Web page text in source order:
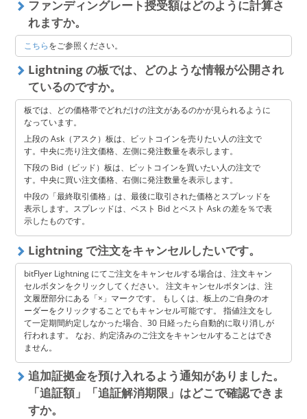
ファンディングレート授受額はどのように計算さ
れますか。
こちらをご参照ください。
Lightning の板では、どのような情報が公開され
ているのですか。
板では、どの価格帯でどれだけの注文があるのかが見られるように
なっています。
上段の Ask（アスク）板は、ビットコインを売りたい人の注文で
す。中央に売り注文価格、左側に発注数量を表示します。
下段の Bid（ビッド）板は、ビットコインを買いたい人の注文で
す。中央に買い注文価格、右側に発注数量を表示します。
中段の「最終取引価格」は、最後に取引された価格とスプレッドを
表示します。スプレッドは、ベスト Bid とベスト Ask の差を％で表
示したものです。
Lightning で注文をキャンセルしたいです。
bitFlyer Lightning にてご注文をキャンセルする場合は、注文キャン
セルボタンをクリックしてください。 注文キャンセルボタンは、注
文履歴部分にある「×」マークです。 もしくは、板上のご自身のオ
ーダーをクリックすることでもキャンセル可能です。 指値注文をし
て一定期間約定しなかった場合、30 日経ったら自動的に取り消しが
行われます。 なお、約定済みのご注文をキャンセルすることはでき
ません。
追加証拠金を預け入れるよう通知がありました。
「追証額」「追証解消期限」はどこで確認できま
すか。